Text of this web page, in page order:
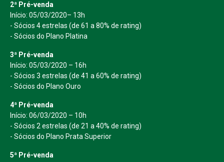
2ª Pré-venda
Início: 05/03/2020– 13h
- Sócios 4 estrelas (de 61 a 80% de rating)
- Sócios do Plano Platina
3ª Pré-venda
Início: 05/03/2020 – 16h
- Sócios 3 estrelas (de 41 a 60% de rating)
- Sócios do Plano Ouro
4ª Pré-venda
Início: 06/03/2020 – 10h
- Sócios 2 estrelas (de 21 a 40% de rating)
- Sócios do Plano Prata Superior
5ª Pré-venda